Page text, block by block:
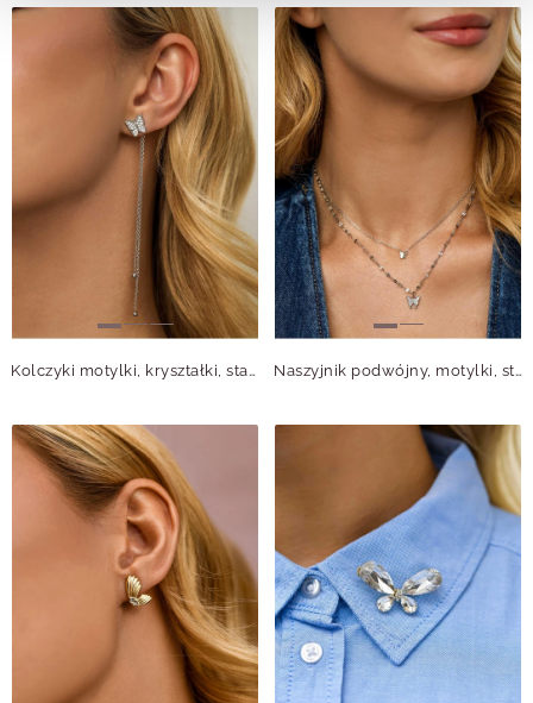
Kolczyki motylki, kryształki, stal S212389S00 Naszyjnik podwójny, motylki, stal, S312388S00